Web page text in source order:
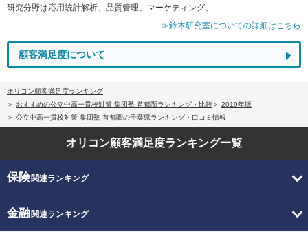
研究分野は応用統計解析、品質管理、マーケティング。
≫鈴木研究室についての詳細はこちら
顧客満足度について
オリコン顧客満足度ランキング
おすすめの公立中高一貫校対策 集団塾 首都圏ランキング・比較
2019年版
公立中高一貫校対策 集団塾 首都圏の千葉県ランキング・口コミ情報
オリコン顧客満足度ランキング一覧
保険関連ランキング
金融関連ランキング